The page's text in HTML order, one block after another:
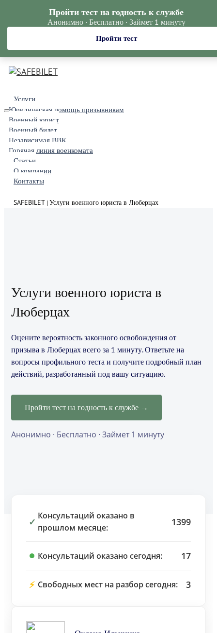
Услуги
Юридическая помощь призывникам
Военный юрист
Военный билет
Независимая ВВК
Горячая линия военкомата
Статьи
О компании
Контакты
SAFEBILET | Услуги военного юриста в Люберцах
Услуги военного юриста в
Люберцах
Оцените вероятность законного освобождения от
призыва в Люберцах всего за 1 минуту. Ответьте на
вопросы профильного теста и получите подробный план
действий, разработанный под вашу ситуацию.
Пройти тест на годность к службе →
Анонимно · Бесплатно · Займет 1 минуту
✓
Консультаций оказано в
прошлом месяце:
1399
Консультаций оказано сегодня: 17
⚡ Свободных мест на разбор сегодня: 3
Пройти тест на годность к службе
Анонимно · Бесплатно · Займет 1 минуту
Пройти тест